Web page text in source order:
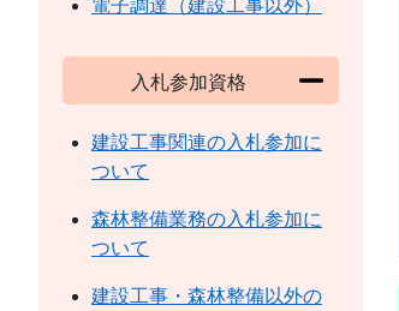
電子調達（建設工事以外）
入札参加資格
建設工事関連の入札参加に
ついて
森林整備業務の入札参加に
ついて
建設工事・森林整備以外の